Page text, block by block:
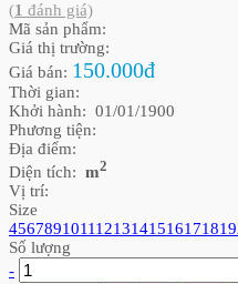
(1 đánh giá)
Mã sản phẩm:
Giá thị trường:
Giá bán: 150.000đ
Thời gian:
Khởi hành: 01/01/1900
Phương tiện:
Địa điểm:
Diện tích: m2
Vị trí:
Size
45678910111213141516171819
Số lượng
-